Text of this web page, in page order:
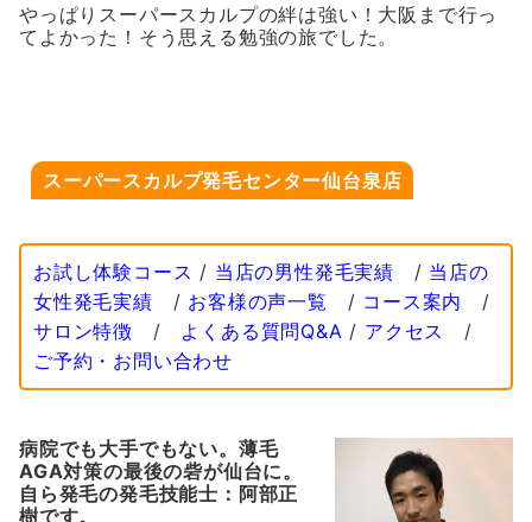
やっぱりスーパースカルプの絆は強い！大阪まで行っ
てよかった！そう思える勉強の旅でした。
スーパースカルプ発毛センター仙台泉店
お試し体験コース / 当店の男性発毛実績 / 当店の
女性発毛実績 / お客様の声一覧 / コース案内
/
サロン特徴 / よくある質問Q&A / アクセス
/
ご予約・お問い合わせ
病院でも大手でもない。薄毛
AGA対策の最後の砦が仙台に。
自ら発毛の発毛技能士：阿部正
樹です。